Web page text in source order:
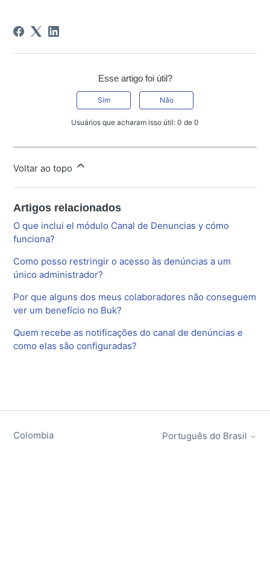
Esse artigo foi útil?
Sim Não
Usuários que acharam isso útil: 0 de 0
Voltar ao topo
Artigos relacionados
O que inclui el módulo Canal de Denuncias y cómo
funciona?
Como posso restringir o acesso às denúncias a um
único administrador?
Por que alguns dos meus colaboradores não conseguem
ver um benefício no Buk?
Quem recebe as notificações do canal de denúncias e
como elas são configuradas?
Colombia Português do Brasil